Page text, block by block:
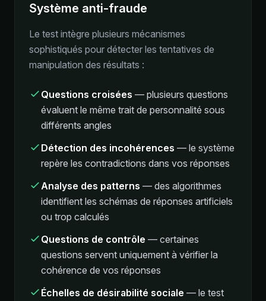
Système anti-fraude
Le test intègre plusieurs mécanismes
sophistiqués pour détecter les tentatives de
manipulation des résultats :
Questions croisées — plusieurs questions
évaluent le même trait de personnalité sous
différents angles
Détection des incohérences — le système
repère les contradictions dans vos réponses
Analyse des patterns — des algorithmes
identifient les schémas de réponses artificiels
ou trop calculés
Questions de contrôle — certaines
questions servent uniquement à vérifier la
cohérence de vos réponses
Échelles de désirabilité sociale — le test